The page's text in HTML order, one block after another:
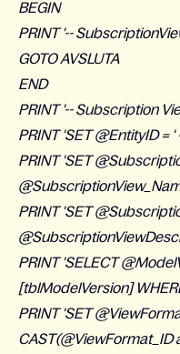
BEGIN
PRINT '--
GOTO AVSLUTA
END
PRINT '-- Subscription
PRINT 'SET @EntityID =
PRINT 'SET
PRINT 'SET
PRINT 'SELECT
[tblModelVersion]
PRINT 'SET
CAST(@ViewFormat_ID